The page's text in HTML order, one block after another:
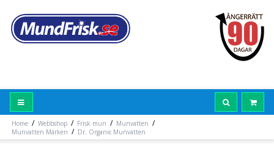
Home / Webbshop / Frisk mun / Munvatten /
Munvatten Märken / Dr. Organic Munvatten